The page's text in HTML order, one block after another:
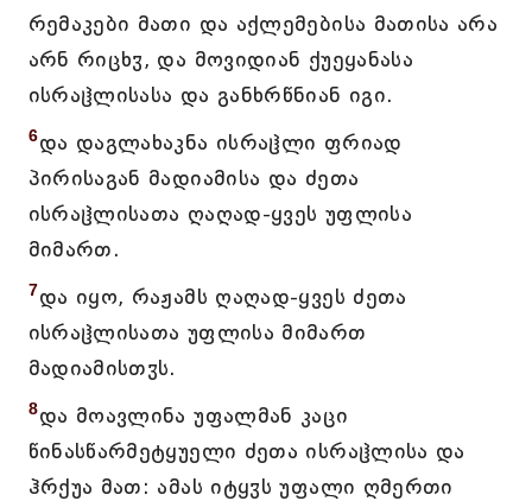
რემაკები მათი და აქლემებისა მათისა არა
არნ რიცხჳ, და მოვიდიან ქუეყანასა
ისრაჱლისასა და განხრწნიან იგი.
6და დაგლახაკნა ისრაჱლი ფრიად
პირისაგან მადიამისა და ძეთა
ისრაჱლისათა ღაღად-ყვეს უფლისა
მიმართ.
7და იყო, რაჟამს ღაღად-ყვეს ძეთა
ისრაჱლისათა უფლისა მიმართ
მადიამისთჳს.
8და მოავლინა უფალმან კაცი
წინასწარმეტყუელი ძეთა ისრაჱლისა და
ჰრქუა მათ: ამას იტყჳს უფალი ღმერთი